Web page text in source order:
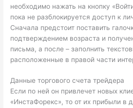
необходимо нажать на кнопку
пока не разблокируется доступ к
Сначала предстоит поставить
подтверждением возраста и
письма, а после – заполнить
расположенные в правой части
Данные торгового счета трейдера
Если по ней он привлечет новых
«ИнстаФорекс», то от их прибыли в